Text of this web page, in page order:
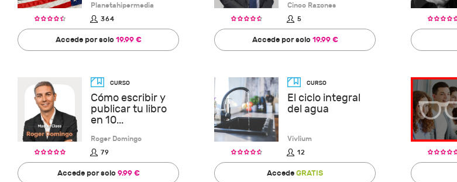
Planetahipermedia
364
Accede por solo19.99 €
Cinco Razones
5
Accede por solo19.99 €
Cómo escribir y
publicar tu libro
en 10...
Roger Domingo
79
Accede por solo9.99 €
El ciclo integral
del agua
Vivlium
12
AccedeGRATIS